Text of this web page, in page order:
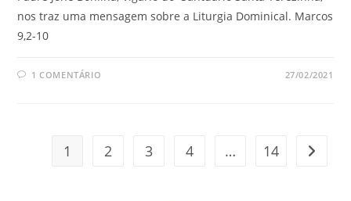
nos traz uma mensagem sobre a Liturgia Dominical. Marcos
9,2-10
1 COMENTÁRIO 27/02/2021
1 2 3 4 … 14 Ir para